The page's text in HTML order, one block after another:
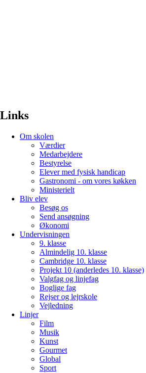
Links
Om skolen
Værdier
Medarbejdere
Bestyrelse
Elever med fysisk handicap
Gastronomi - om vores køkken
Ministerielt
Bliv elev
Besøg os
Send ansøgning
Økonomi
Undervisningen
9. klasse
Almindelig 10. klasse
Cambridge 10. klasse
Projekt 10 (anderledes 10. klasse)
Valgfag og linjefag
Boglige fag
Rejser og lejrskole
Vejledning
Linjer
Film
Musik
Kunst
Gourmet
Global
Sport